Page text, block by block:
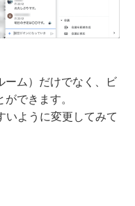
ーム）だけでなく、ビ
できます。
いように変更してみて